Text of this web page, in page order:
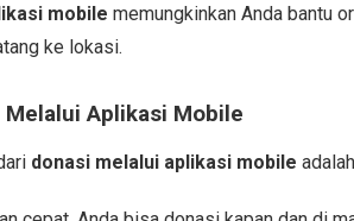
mobile memungkinkan Anda bantu
ke lokasi.
Melalui Aplikasi Mobile
donasi melalui aplikasi mobile